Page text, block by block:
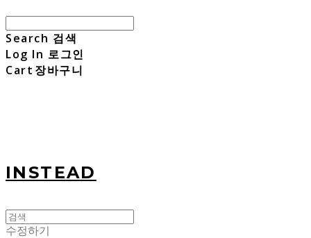
Search 검색
Log In 로그인
Cart 장바구니
INSTEAD
수정하기